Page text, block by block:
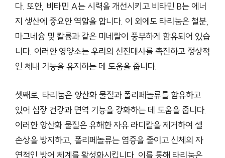
다. 또한, 비타민 A는 시력을 개선시키고 비타민 B는 에너
지 생산에 중요한 역할을 합니다. 이 외에도 타리눔은 철분,
마그네슘 및 칼륨과 같은 미네랄이 풍부하게 함유되어 있습
니다. 이러한 영양소는 우리의 신진대사를 촉진하고 정상적
인 체내 기능을 유지하는 데 도움을 줍니다.
셋째로, 타리눔은 항산화 물질과 폴리페놀류를 함유하고
있어 심장 건강과 면역 기능을 강화하는 데 도움을 줍니다.
이러한 항산화 물질은 유해한 자유 라디칼을 제거하여 셀
손상을 방지하고, 폴리페놀류는 염증을 줄이고 신체의 자
연적인 방어 체계를 활성화시킵니다. 이를 통해 타리눔은